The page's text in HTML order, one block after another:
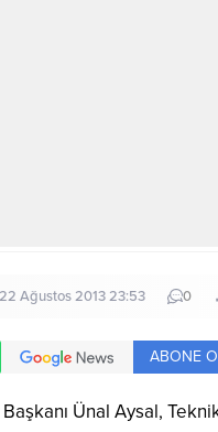
22 Ağustos 2013 23:53 0
ABONE
Ünal Aysal,